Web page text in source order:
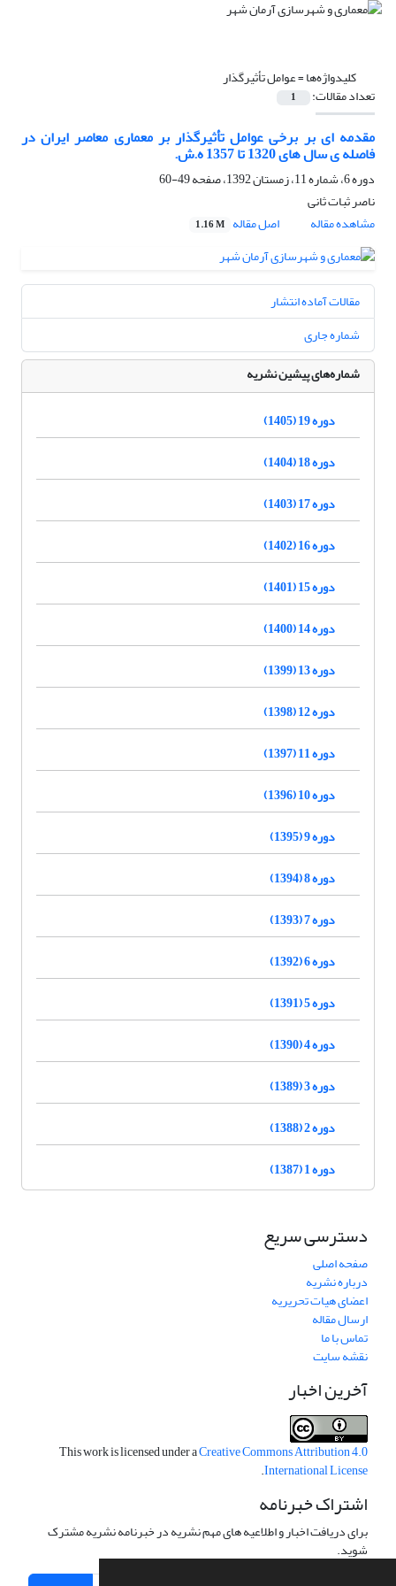
کلیدواژه‌ها =عوامل تأثیرگذار
تعداد مقالات: 1
مقدمه ای بر برخی عوامل تأثیرگذار بر معماری معاصر ایران در
فاصله ی سال های 1320 تا 1357 ه.ش.
دوره 6، شماره 11، زمستان 1392، صفحه
49-60
ناصر ثبات ثانی
مشاهده مقاله
اصل مقاله 1.16 M
مقالات آماده انتشار
شماره جاری
شماره‌های پیشین نشریه
دوره 19 (1405)
دوره 18 (1404)
دوره 17 (1403)
دوره 16 (1402)
دوره 15 (1401)
دوره 14 (1400)
دوره 13 (1399)
دوره 12 (1398)
دوره 11 (1397)
دوره 10 (1396)
دوره 9 (1395)
دوره 8 (1394)
دوره 7 (1393)
دوره 6 (1392)
دوره 5 (1391)
دوره 4 (1390)
دوره 3 (1389)
دوره 2 (1388)
دوره 1 (1387)
دسترسی سریع
صفحه اصلی
درباره نشریه
اعضای هیات تحریریه
ارسال مقاله
تماس با ما
نقشه سایت
آخرین اخبار
This work is licensed under aCreative Commons Attribution 4.0
International License
.
اشتراک خبرنامه
برای دریافت اخبار و اطلاعیه های مهم نشریه در خبرنامه نشریه مشترک
شوید.